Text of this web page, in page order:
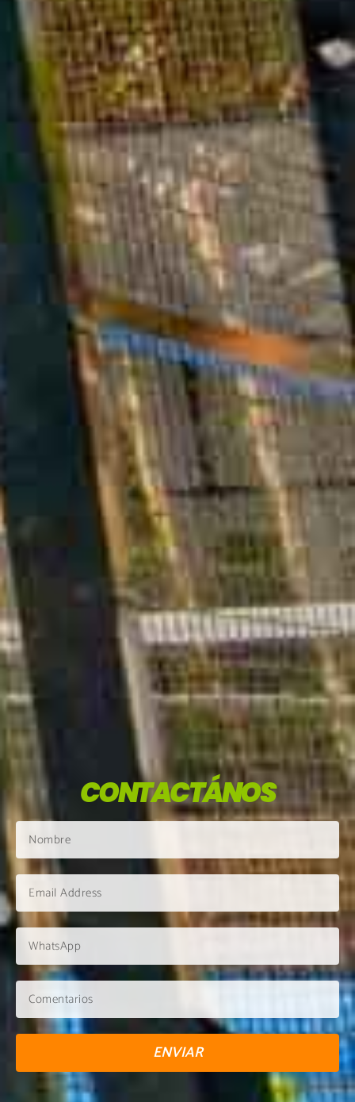
CONTACTÁNOS
ENVIAR